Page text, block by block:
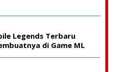
Legends Terbaru
di Game ML